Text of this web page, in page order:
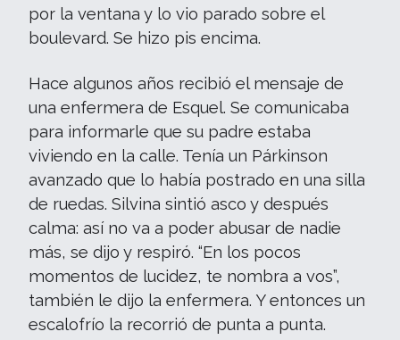
por la ventana y lo vio parado sobre el
boulevard. Se hizo pis encima.
Hace algunos años recibió el mensaje de
una enfermera de Esquel. Se comunicaba
para informarle que su padre estaba
viviendo en la calle. Tenía un Párkinson
avanzado que lo había postrado en una silla
de ruedas. Silvina sintió asco y después
calma: así no va a poder abusar de nadie
más, se dijo y respiró. “En los pocos
momentos de lucidez, te nombra a vos”,
también le dijo la enfermera. Y entonces un
escalofrío la recorrió de punta a punta.